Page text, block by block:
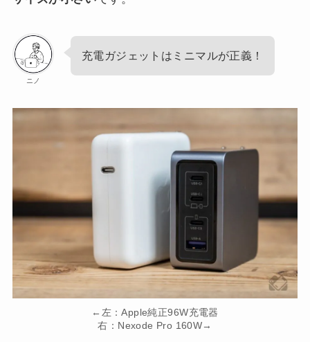
ニノ
充電ガジェットはミニマルが正義！
←左：Apple純正96W充電器
右：Nexode Pro 160W→